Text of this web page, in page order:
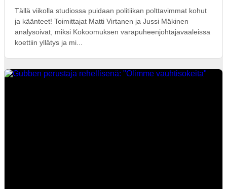
Tällä viikolla studiossa puidaan politiikan polttavimmat kohut
ja käänteet! Toimittajat Matti Virtanen ja Jussi Mäkinen
analysoivat, miksi Kokoomuksen varapuheenjohtajavaaleissa
koettiin yllätys ja mi...